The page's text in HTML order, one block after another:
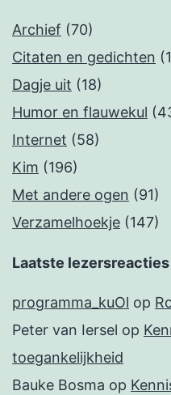
Archief (70)
Citaten en gedichten
Dagje uit (18)
Humor en flauwekul
Internet (58)
Kim (196)
Met andere ogen (91)
Verzamelhoekje (147)
Laatste lezersreacties
programma_kuOl op
Peter van Iersel op
toegankelijkheid
Bauke Bosma op